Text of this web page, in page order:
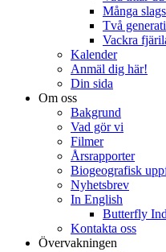
Många
Två
Vackra
Kalender
Anmäl dig här!
Din sida
Om oss
Bakgrund
Vad gör vi
Filmer
Årsrapporter
Biogeografisk
Nyhetsbrev
In English
Butterfly
Kontakta oss
Övervakningen